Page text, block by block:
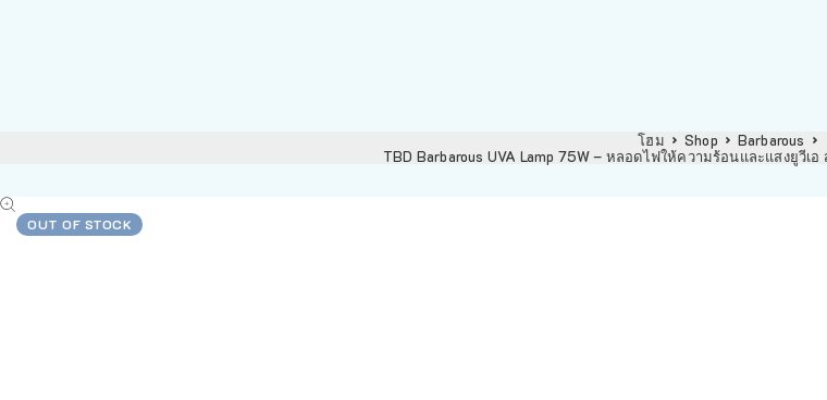
โฮม Shop
Barbarous
TBD Barbarous UVA Lamp 75W – หลอดไฟให้ความร้อนและแสงยูวีเ
OUT OF STOCK